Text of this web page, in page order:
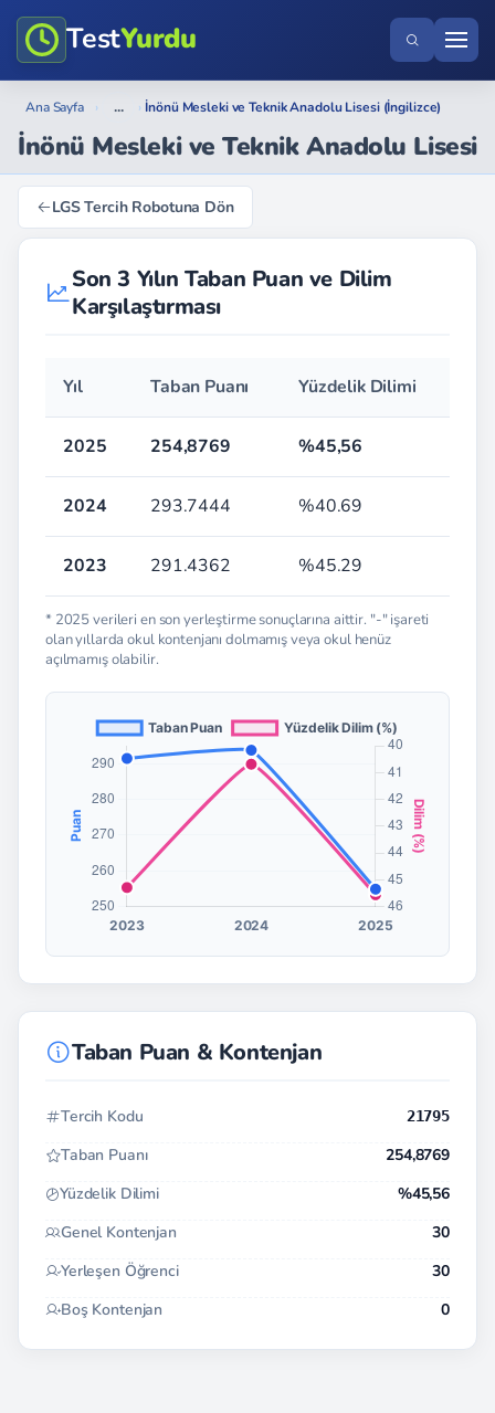
TestYurdu
Ana Sayfa › ... › İnönü Mesleki ve Teknik Anadolu Lisesi (İngilizce)
İnönü Mesleki ve Teknik Anadolu Lisesi
LGS Tercih Robotuna Dön
Taban Puan & Kontenjan
Tercih Kodu 21795
Taban Puanı
254,8769
Yüzdelik Dilimi
%45,56
Genel Kontenjan
30
Yerleşen Öğrenci
30
Boş Kontenjan
0
Son 3 Yılın Taban Puan ve Dilim
Karşılaştırması
Yıl Taban Puanı Yüzdelik Dilimi
2025 254,8769 %45,56
2024 293.7444 %40.69
2023 291.4362 %45.29
* 2025 verileri en son yerleştirme sonuçlarına aittir. "-" işareti
olan yıllarda okul kontenjanı dolmamış veya okul henüz
açılmamış olabilir.